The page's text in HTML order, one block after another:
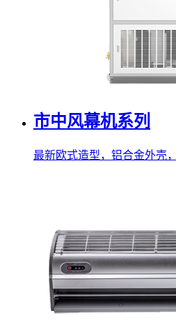
市中风幕机系列
最新欧式造型，铝合金外壳